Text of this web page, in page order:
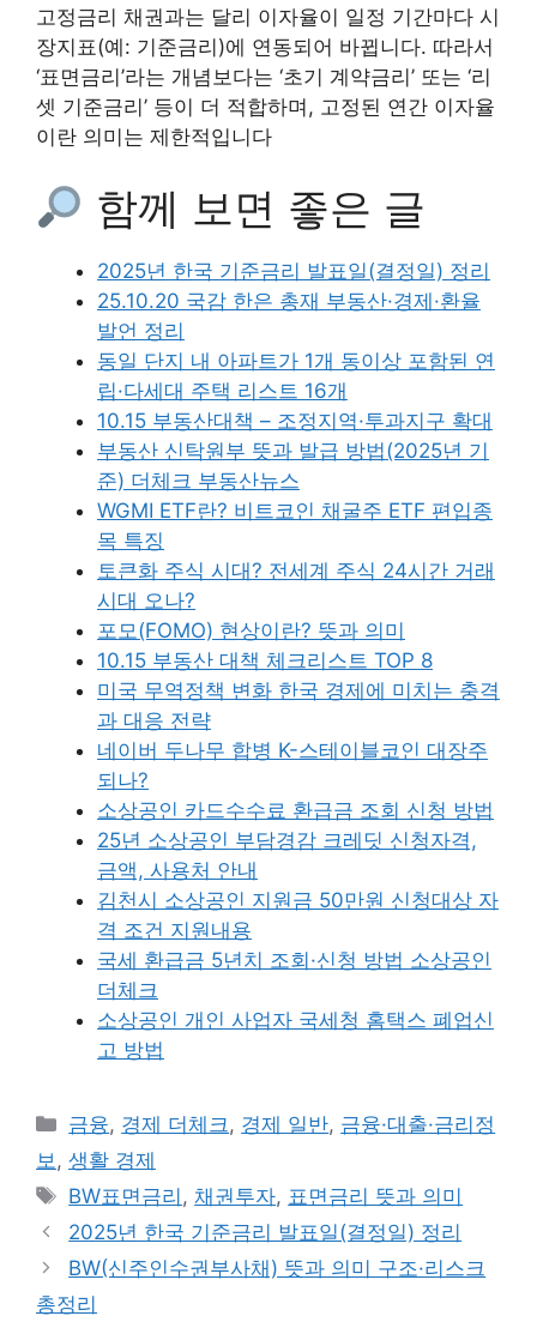
고정금리 채권과는 달리 이자율이 일정 기간마다 시
장지표(예: 기준금리)에 연동되어 바뀝니다. 따라서
‘표면금리’라는 개념보다는 ‘초기 계약금리’ 또는 ‘리
셋 기준금리’ 등이 더 적합하며, 고정된 연간 이자율
이란 의미는 제한적입니다
함께 보면 좋은 글
2025년 한국 기준금리 발표일(결정일) 정리
25.10.20 국감 한은 총재 부동산·경제·환율
발언 정리
동일 단지 내 아파트가 1개 동이상 포함된 연
립·다세대 주택 리스트 16개
10.15 부동산대책 – 조정지역·투과지구 확대
부동산 신탁원부 뜻과 발급 방법(2025년 기
준) 더체크 부동산뉴스
WGMI ETF란? 비트코인 채굴주 ETF 편입종
목 특징
토큰화 주식 시대? 전세계 주식 24시간 거래
시대 오나?
포모(FOMO) 현상이란? 뜻과 의미
10.15 부동산 대책 체크리스트 TOP 8
미국 무역정책 변화 한국 경제에 미치는 충격
과 대응 전략
네이버 두나무 합병 K-스테이블코인 대장주
되나?
소상공인 카드수수료 환급금 조회 신청 방법
25년 소상공인 부담경감 크레딧 신청자격,
금액, 사용처 안내
김천시 소상공인 지원금 50만원 신청대상 자
격 조건 지원내용
국세 환급금 5년치 조회·신청 방법 소상공인
더체크
소상공인 개인 사업자 국세청 홈택스 폐업신
고 방법
카
테
리
금융, 경제 더체크, 경제 일반, 금융·대출·금리정
보, 생활 경제
태
그
BW표면금리 ,채권투자, 표면금리 뜻과 의미
2025년 한국 기준금리 발표일(결정일) 정리
BW(신주인수권부사채) 뜻과 의미 구조·리스크
총정리